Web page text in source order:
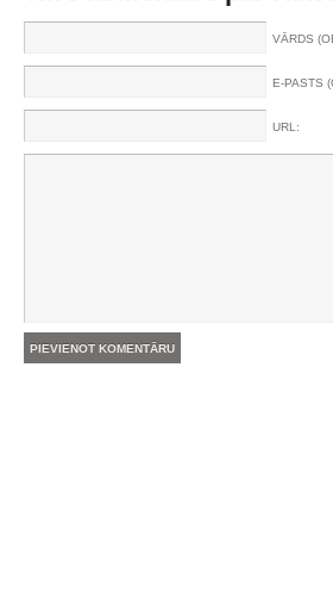
VĀRDS
E-PASTS
URL: